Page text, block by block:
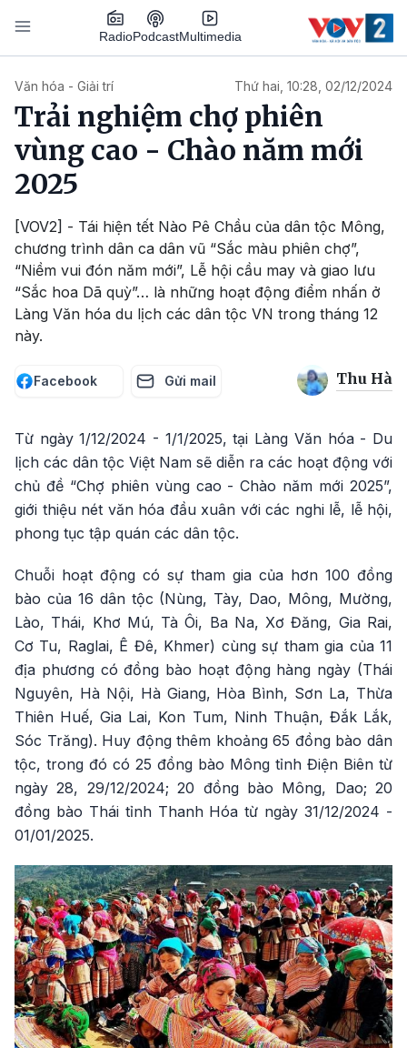
Nhảy đến nội dung
RadioPodcastMultimedia
Văn hóa - Giải trí Thứ hai, 10:28, 02/12/2024
Trải nghiệm chợ phiên
vùng cao - Chào năm mới
2025
[VOV2] - Tái hiện tết Nào Pê Chầu của dân tộc Mông,
chương trình dân ca dân vũ “Sắc màu phiên chợ”,
“Niềm vui đón năm mới”, Lễ hội cầu may và giao lưu
“Sắc hoa Dã quỳ”… là những hoạt động điểm nhấn ở
Làng Văn hóa du lịch các dân tộc VN trong tháng 12
này.
Facebook Gửi mail Thu Hà
Từ ngày 1/12/2024 - 1/1/2025, tại Làng Văn hóa - Du
lịch các dân tộc Việt Nam sẽ diễn ra các hoạt động với
chủ đề “Chợ phiên vùng cao - Chào năm mới 2025”,
giới thiệu nét văn hóa đầu xuân với các nghi lễ, lễ hội,
phong tục tập quán các dân tộc.
Chuỗi hoạt động có sự tham gia của hơn 100 đồng
bào của 16 dân tộc (Nùng, Tày, Dao, Mông, Mường,
Lào, Thái, Khơ Mú, Tà Ôi, Ba Na, Xơ Đăng, Gia Rai,
Cơ Tu, Raglai, Ê Đê, Khmer) cùng sự tham gia của 11
địa phương có đồng bào hoạt động hàng ngày (Thái
Nguyên, Hà Nội, Hà Giang, Hòa Bình, Sơn La, Thừa
Thiên Huế, Gia Lai, Kon Tum, Ninh Thuận, Đắk Lắk,
Sóc Trăng). Huy động thêm khoảng 65 đồng bào dân
tộc, trong đó có 25 đồng bào Mông tỉnh Điện Biên từ
ngày 28, 29/12/2024; 20 đồng bào Mông, Dao; 20
đồng bào Thái tỉnh Thanh Hóa từ ngày 31/12/2024 -
01/01/2025.